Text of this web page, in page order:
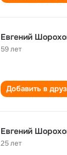
Евгений
59 лет
Добавить в
Евгений
25 лет